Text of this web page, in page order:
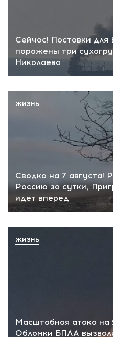
Сейчас! Поставки
поражены три
Николаева
Сводка на 7 августа!
Россию за сутки,
идет вперед
ЖИЗНЬ
Масштабная атака на
Обломки БПЛА
ЖИЗНЬ